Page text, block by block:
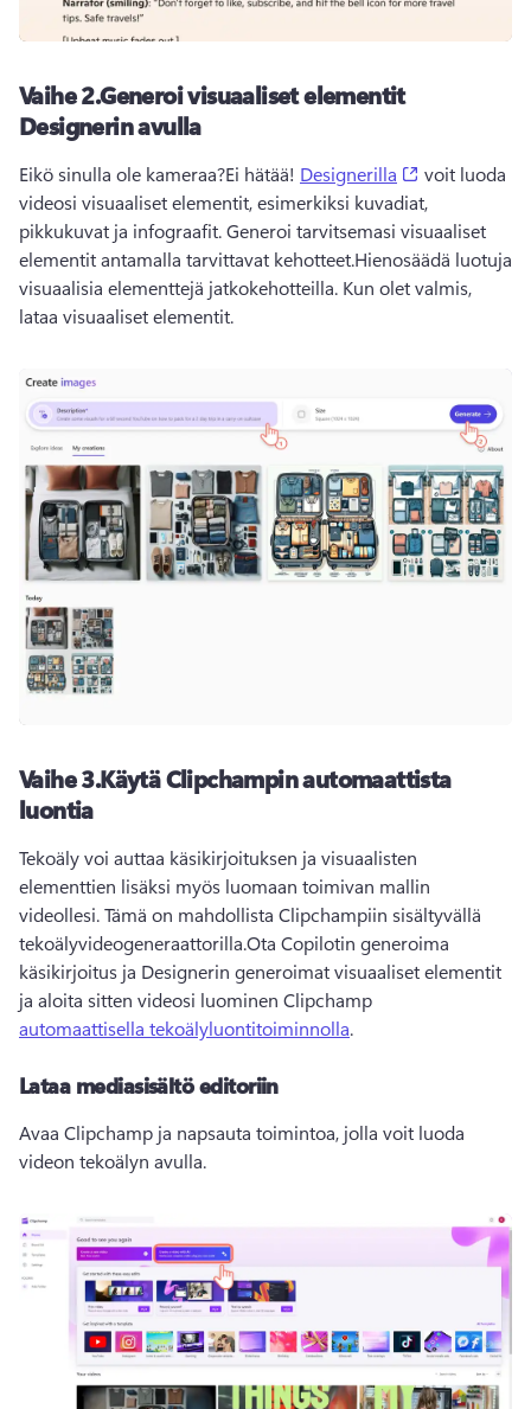
Vaihe 2.Generoi visuaaliset elementit
Designerin avulla
Eikö sinulla ole kameraa?Ei hätää! Designerilla (opens in a
voit luoda
videosi visuaaliset elementit, esimerkiksi kuvadiat,
pikkukuvat ja infograafit. Generoi tarvitsemasi visuaaliset
elementit antamalla tarvittavat kehotteet.Hienosäädä luotuja
visuaalisia elementtejä jatkokehotteilla. Kun olet valmis,
lataa visuaaliset elementit.
Vaihe 3.Käytä Clipchampin automaattista
luontia
Tekoäly voi auttaa käsikirjoituksen ja visuaalisten
elementtien lisäksi myös luomaan toimivan mallin
videollesi. Tämä on mahdollista Clipchampiin sisältyvällä
tekoälyvideogeneraattorilla.Ota Copilotin generoima
käsikirjoitus ja Designerin generoimat visuaaliset elementit
ja aloita sitten videosi luominen Clipchamp
automaattisella tekoälyluontitoiminnolla.
Lataa mediasisältö editoriin
Avaa Clipchamp ja napsauta toimintoa, jolla voit luoda
videon tekoälyn avulla.